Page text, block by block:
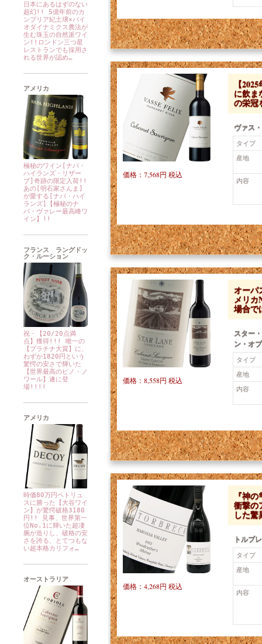
日本にあるはずのない
超幻!! 5億年前のカ
ンブリア紀土壌×バイ
オダイナミクス農法が
生む珠玉の自然派ワイ
ン!!ロンドン三つ星
レストランでも採用さ
れる世界が認め…
アメリカ
極秘のワイン[ナパ・
ハイランズ・リザー
ブ]奇跡の限定入荷!!
あの[明石家さんま]
が愛する[ナパ・ハイ
ランズ]【極秘のナ
パ・ヴァレー最高峰ワ
イン】!!
フランス ラングドッ
ク・ルーション
祝・【20/20点満
点】獲得!!! 唯一の
【プラチナ大賞】に、
わずか1820円という
驚愕の安さで輝いた
【世界最高のピノ・ノ
ワール】遂に登
場!!!!
アメリカ
時価80万円ペトリュ
スに勝った【大谷ワイ
ン】が驚愕破格3180
円!! 見事、世界第一
位No.1に輝いた超凄
腕が造りし、破格の安
さを誇る、とてつもな
い超本格カリフォ…
オーストラリア
【
に飲ま
の栄冠
ヴァス
タイプ
産地
内容
価格：7,568円 税込
オーパ
メリカ
場合
スター
ン・オ
タイプ
産地
内容
価格：8,558円 税込
『神
衝撃の
した
トルブ
タイプ
産地
内容
価格：4,268円 税込